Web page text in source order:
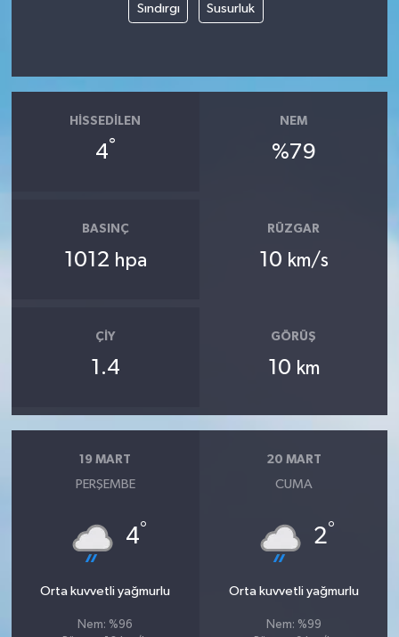
Sındırgı Susurluk
HISSEDILEN
4°
NEM
%79
BASINÇ
1012 hpa
RÜZGAR
10 km/s
ÇIY
1.4
GÖRÜŞ
10 km
19 MART
PERŞEMBE
4°
Orta kuvvetli yağmurlu
Nem: %96
20 MART
CUMA
2°
Orta kuvvetli yağmurlu
Nem: %99